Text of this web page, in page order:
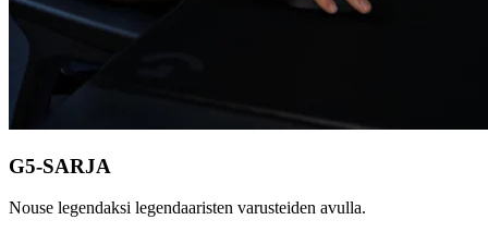
G5-SARJA
Nouse legendaksi legendaaristen varusteiden avulla.